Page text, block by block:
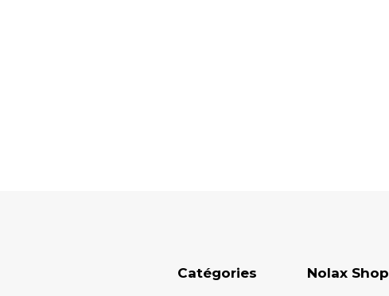
Catégories Nolax Shop